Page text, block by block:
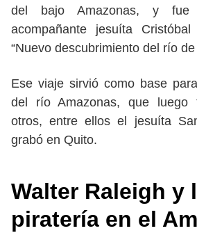
del bajo Amazonas, y fue
acompañante jesuíta
“Nuevo descubrimiento del río
Ese viaje sirvió como base
del río Amazonas, que luego
otros, entre ellos el jesuíta
grabó en Quito.
Walter Raleigh y
piratería en el